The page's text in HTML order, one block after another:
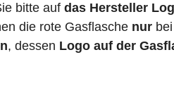
bitte auf das Hersteller
die rote Gasflasche nur bei
, dessen Logo auf der